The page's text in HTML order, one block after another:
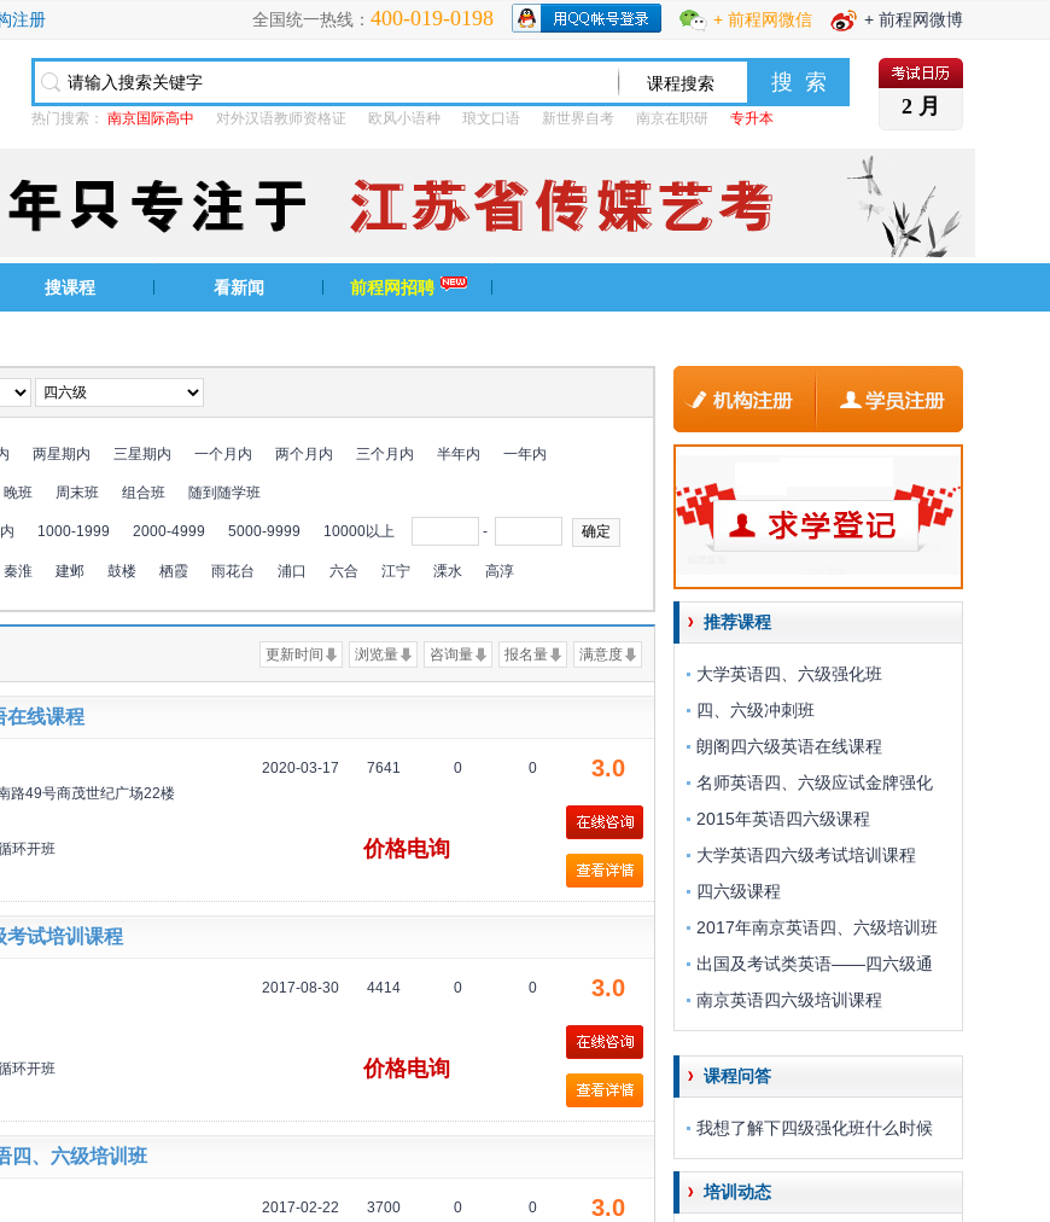
注册 + 前程网微博
+ 前程网微信
全国统一热线： 400-019-0198
热门搜索： 南京国际高中 对外汉语教师资格证 欧风小语种 琅文口语 新世界自考 南京在职研 专升本 2 月
搜课程 看新闻 前程网招聘
两星期内 三星期内 一个月内 两个月内 三个月内 半年内 一年内
晚班 周末班 组合班 随到随学班
1000-1999 2000-4999 5000-9999 10000以上 -
秦淮 建邺 鼓楼 栖霞 雨花台 浦口 六合 江宁 溧水 高淳
满意度
报名量
咨询量
浏览量
更新时间
在线课程
路49号商茂世纪广场22楼
环开班
2020-03-17 7641 0 0 3.0
价格电询
考试培训课程
环开班
2017-08-30 4414 0 0 3.0
价格电询
四、六级培训班
2017-02-22 3700 0 0 3.0
推荐课程
大学英语四、六级强化班
四、六级冲刺班
朗阁四六级英语在线课程
名师英语四、六级应试金牌强化
2015年英语四六级课程
大学英语四六级考试培训课程
四六级课程
2017年南京英语四、六级培训班
出国及考试类英语——四六级通
南京英语四六级培训课程
课程问答
我想了解下四级强化班什么时候
培训动态